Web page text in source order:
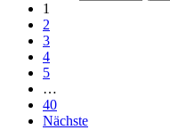
1
2
3
4
5
…
40
Nächste